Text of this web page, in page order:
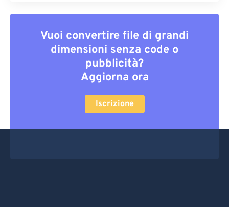
Vuoi convertire file di grandi
dimensioni senza code o
pubblicità?
Aggiorna ora
Iscrizione